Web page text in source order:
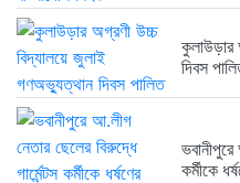
কুলাউড়ার
দিবস
কর্মীকে